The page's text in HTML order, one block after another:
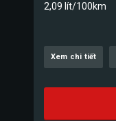
2,09 lít/100km
Xem chi tiết